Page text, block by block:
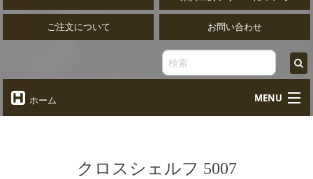
ご注文について お問い合わせ
ホーム MENU
クロスシェルフ 5007